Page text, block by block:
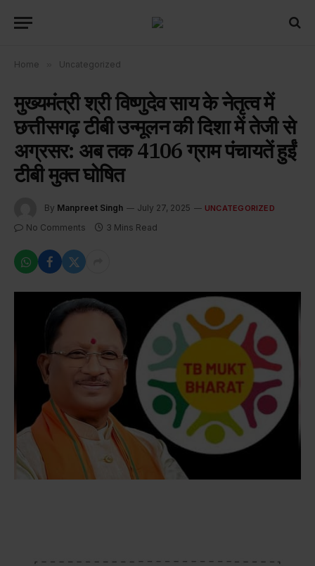
Home Uncategorized
मुख्यमंत्री श्री विष्णुदेव साय के नेतृत्व में
छत्तीसगढ़ टीबी उन्मूलन की दिशा में तेजी से
अग्रसर: अब तक 4106 ग्राम पंचायतें हुईं
टीबी मुक्त घोषित
By Manpreet Singh July 27, 2025 UNCATEGORIZED
No Comments 3 Mins Read